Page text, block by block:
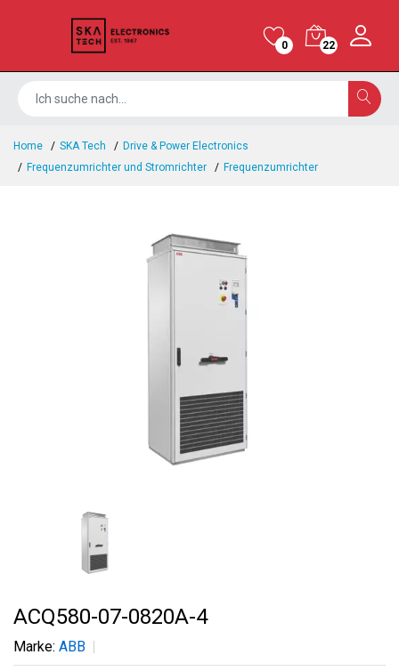
0 22
Home SKA Tech
Drive & Power Electronics
Frequenzumrichter und Stromrichter
Frequenzumrichter
ACQ580-07-0820A-4
Marke: ABB